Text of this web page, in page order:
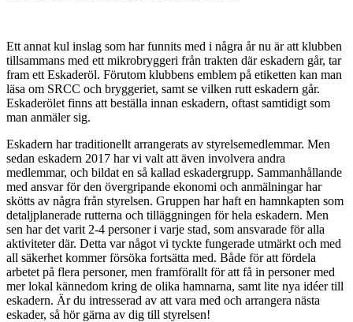
Ett annat kul inslag som har funnits med i några år nu är att klubben
tillsammans med ett mikrobryggeri från trakten där eskadern går, tar
fram ett Eskaderöl. Förutom klubbens emblem på etiketten kan man
läsa om SRCC och bryggeriet, samt se vilken rutt eskadern går.
Eskaderölet finns att beställa innan eskadern, oftast samtidigt som
man anmäler sig.
Eskadern har traditionellt arrangerats av styrelsemedlemmar. Men
sedan eskadern 2017 har vi valt att även involvera andra
medlemmar, och bildat en så kallad eskadergrupp. Sammanhållande
med ansvar för den övergripande ekonomi och anmälningar har
skötts av några från styrelsen. Gruppen har haft en hamnkapten som
detaljplanerade rutterna och tilläggningen för hela eskadern. Men
sen har det varit 2-4 personer i varje stad, som ansvarade för alla
aktiviteter där. Detta var något vi tyckte fungerade utmärkt och med
all säkerhet kommer försöka fortsätta med. Både för att fördela
arbetet på flera personer, men framförallt för att få in personer med
mer lokal kännedom kring de olika hamnarna, samt lite nya idéer till
eskadern. Är du intresserad av att vara med och arrangera nästa
eskader, så hör gärna av dig till styrelsen!